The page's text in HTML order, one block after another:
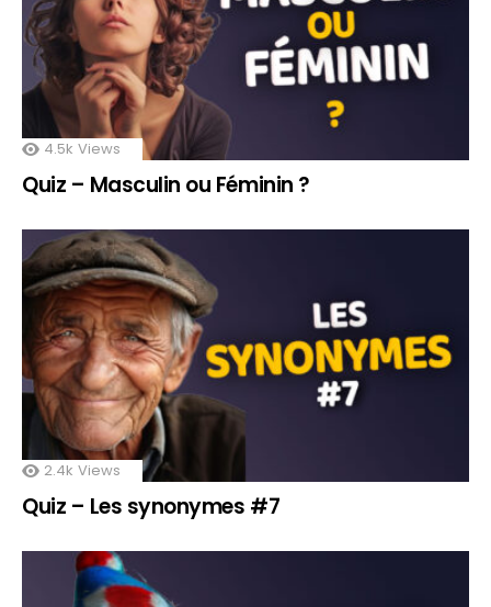
4.5k Views
Quiz – Masculin ou Féminin ?
2.4k Views
Quiz – Les synonymes #7